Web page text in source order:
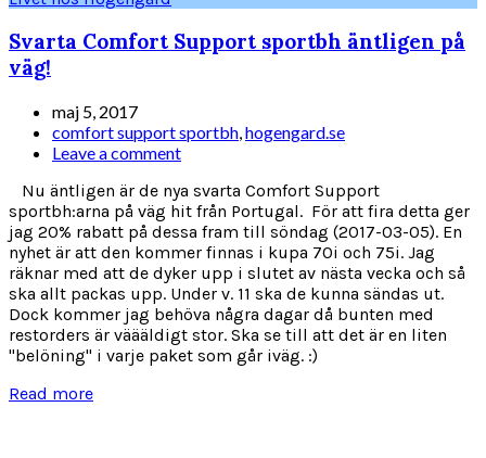
Svarta Comfort Support sportbh äntligen på
väg!
maj 5, 2017
comfort support sportbh,hogengard.se
Leave a comment
Nu äntligen är de nya svarta Comfort Support
sportbh:arna på väg hit från Portugal. För att fira detta ger
jag 20% rabatt på dessa fram till söndag (2017-03-05). En
nyhet är att den kommer finnas i kupa 70i och 75i. Jag
räknar med att de dyker upp i slutet av nästa vecka och så
ska allt packas upp. Under v. 11 ska de kunna sändas ut.
Dock kommer jag behöva några dagar då bunten med
restorders är väääldigt stor. Ska se till att det är en liten
"belöning" i varje paket som går iväg. :)
Read more